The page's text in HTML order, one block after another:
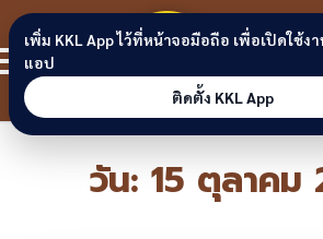
Skip to content
ขอน
ลิง
วัน: 15 ตุลาคม
เพิ่ม KKL App ไว้ที่หน้าจอมือถือ เพื่อเปิดใช้ง
แอป
ติดตั้ง KKL App